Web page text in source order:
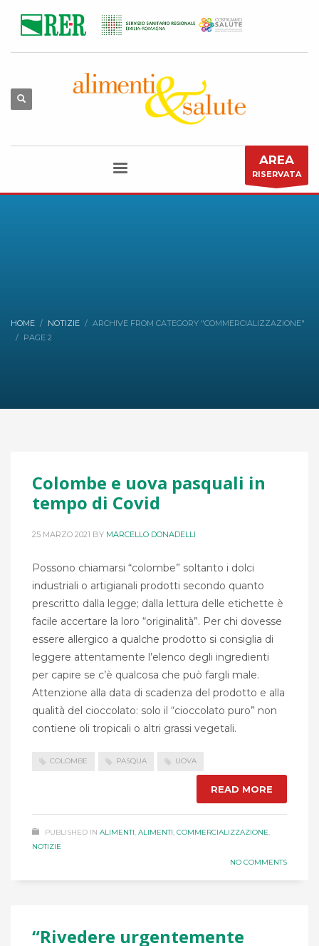
AREA
RISERVATA
HOME NOTIZIE
ARCHIVE FROM CATEGORY "COMMERCIALIZZAZIONE"
PAGE 2
Colombe e uova pasquali in
tempo di Covid
25 MARZO 2021 BY MARCELLO DONADELLI
Possono chiamarsi “colombe” soltanto i dolci
industriali o artigianali prodotti secondo quanto
prescritto dalla legge; dalla lettura delle etichette è
facile accertare la loro “originalità”. Per chi dovesse
essere allergico a qualche prodotto si consiglia di
leggere attentamente l’elenco degli ingredienti
per capire se c’è qualcosa che può fargli male.
Attenzione alla data di scadenza del prodotto e alla
qualità del cioccolato: solo il “cioccolato puro” non
contiene oli tropicali o altri grassi vegetali.
COLOMBE PASQUA UOVA
READ MORE
PUBLISHED IN ALIMENTI, ALIMENTI, COMMERCIALIZZAZIONE,
NOTIZIE
NO COMMENTS
“Rivedere urgentemente